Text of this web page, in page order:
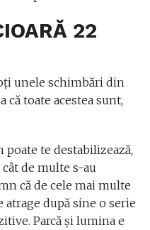
22
unele schimbări din
că toate acestea sunt,
te destabilizează,
de multe s-au
că de cele mai multe
după sine o serie
Parcă şi lumina e